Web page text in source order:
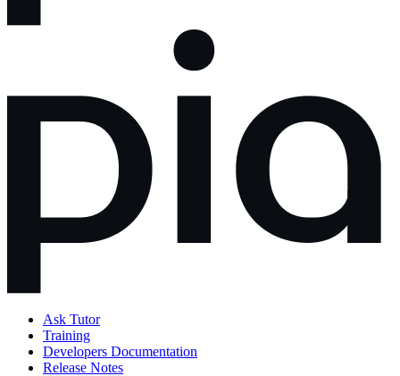
Ask Tutor
Training
Developers Documentation
Release Notes